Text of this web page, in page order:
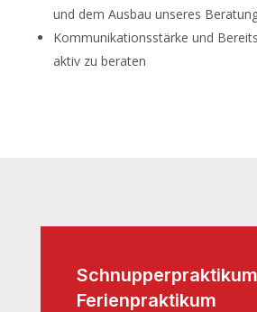
und dem Ausbau unseres
Kommunikationsstärke und
aktiv zu beraten
Ferienpraktikum